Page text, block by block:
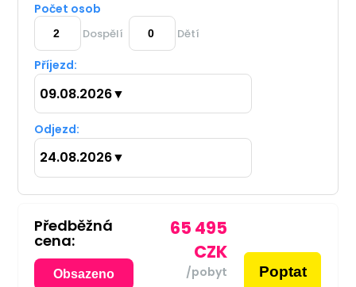
Počet osob
Dospělí Dětí
Příjezd:
09.08.2026▼
Odjezd:
24.08.2026▼
Předběžná
cena:
Obsazeno
65 495
CZK
/pobyt Poptat